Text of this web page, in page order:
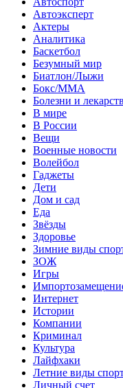
Автоэксперт
Актеры
Аналитика
Баскетбол
Безумный мир
Биатлон/Лыжи
Бокс/MMA
Болезни и
В мире
В России
Вещи
Военные новости
Волейбол
Гаджеты
Дети
Дом и сад
Еда
Звёзды
Здоровье
Зимние виды
ЗОЖ
Игры
Интернет
Истории
Компании
Криминал
Культура
Лайфхаки
Летние виды
Личный счет